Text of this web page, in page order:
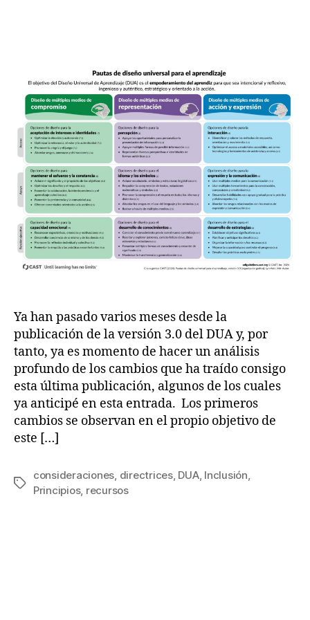
Ya han pasado varios meses desde la
publicación de la versión 3.0 del DUA y, por
tanto, ya es momento de hacer un análisis
profundo de los cambios que ha traído consigo
esta última publicación, algunos de los cuales
ya anticipé en esta entrada. Los primeros
cambios se observan en el propio objetivo de
este […]
consideraciones, directrices, DUA, Inclusión,
Principios, recursos